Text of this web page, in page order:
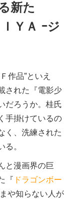
新た
ＹＡ ｰジ
作品”といえ
された『電影少
だろうか。桂氏
手掛けているの
く、洗練された
る。
と漫画界の巨
『 ドラゴンボー
や知らない人が